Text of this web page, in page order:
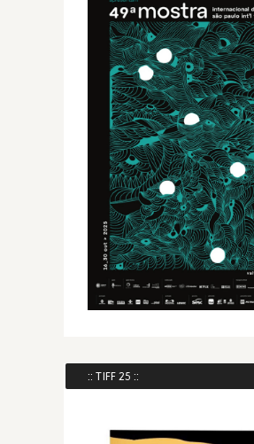
:: TIFF 25 ::